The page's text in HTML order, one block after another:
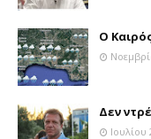
Ο
Δεν
Ιουλίου